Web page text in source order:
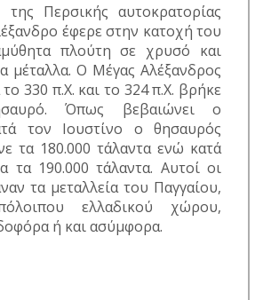
Περσικής αυτοκρατορίας
έφερε στην κατοχή του
πλούτη σε χρυσό και
μέταλλα. Ο Μέγας Αλέξανδρος
330 π.Χ. και το 324 π.Χ. βρήκε
Όπως βεβαιώνει ο
τον Ιουστίνο ο θησαυρός
τα 180.000 τάλαντα ενώ κατά
τα 190.000 τάλαντα. Αυτοί οι
τα μεταλλεία του Παγγαίου,
ελλαδικού χώρου,
ή και ασύμφορα.